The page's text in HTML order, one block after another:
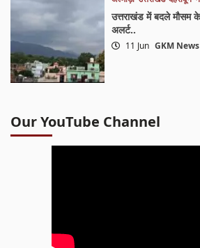
उत्तराखंड में बदले मौसम
अलर्ट..
11 Jun GKM News
Our YouTube Channel